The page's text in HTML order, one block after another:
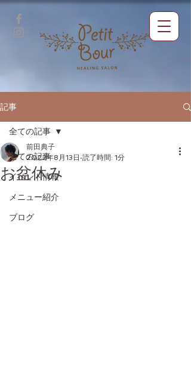
記事
全ての記事
イベント情報
メニュー紹介
ブログ
全ての記事
お盆休み
前田典子
2022年8月13日 読了時間: 1分